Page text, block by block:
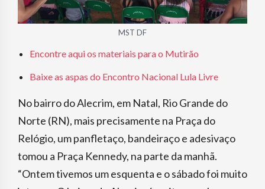
MST DF
Encontre aqui os materiais para o Mutirão
Baixe as aspas do Encontro Nacional Lula Livre
No bairro do Alecrim, em Natal, Rio Grande do
Norte (RN), mais precisamente na Praça do
Relógio, um panfletaço, bandeiraço e adesivaço
tomou a Praça Kennedy, na parte da manhã.
“Ontem tivemos um esquenta e o sábado foi muito